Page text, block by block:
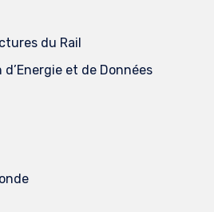
du Rail
et de Données